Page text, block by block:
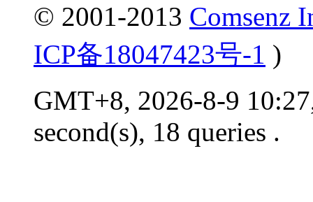
© 2001-2013 Comsenz
ICP备18047423号-1 )
GMT+8, 2026-8-9
second(s), 18 queries .